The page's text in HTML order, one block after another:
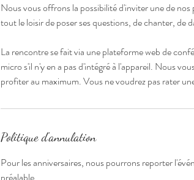
Nous vous offrons la possibilité d'inviter une de
tout le loisir de poser ses questions, de chanter, de
La rencontre se fait via une plateforme web de
micro s'il n'y en a pas d'intégré à l'appareil. Nous
profiter au maximum. Vous ne voudrez pas rater
Politique d'annulation
Pour les anniversaires, nous pourrons reporter